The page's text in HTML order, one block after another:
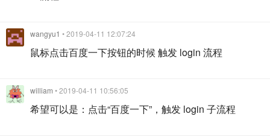
wangyu1 • 2019-04-11 12:07:24
鼠标点击百度一下按钮的时候 触发 login 流程
william • 2019-04-11 10:56:05
希望可以是：点击“百度一下”，触发 login 子流程